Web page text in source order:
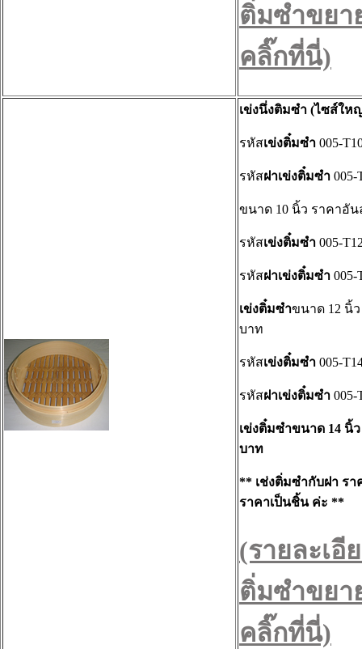
ติ่มซำขยา
คลิ๊กที่นี่)
เข่งนึ่งติมซำ (ไซส์ให
รหัสเข่งติ๋มซำ 005-
รหัสฝาเข่งติ๋มซำ 005-
ขนาด 10 นิ้ว ราคาอัน
รหัสเข่งติ๋มซำ 005-
รหัสฝาเข่งติ๋มซำ 005-
เข่งติ๋มซำขนาด 12 นิ้
บาท
รหัสเข่งติ๋มซำ 005-
รหัสฝาเข่งติ๋มซำ 005-
เข่งติ๋มซำขนาด 14 นิ้
บาท
** เช่งติ่มซำกับฝา ร
ราคาเป็นชิ้น ค่ะ **
(รายละเอี
ติ่มซำขยา
คลิ๊กที่นี่)